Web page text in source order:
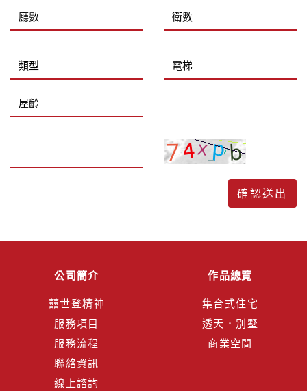
公司簡介
囍世登精神
服務項目
服務流程
聯絡資訊
線上諮詢
作品總覽
集合式住宅
透天．別墅
商業空間